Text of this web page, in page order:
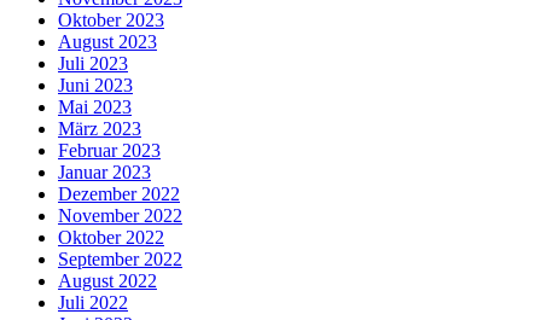
Oktober 2023
August 2023
Juli 2023
Juni 2023
Mai 2023
März 2023
Februar 2023
Januar 2023
Dezember 2022
November 2022
Oktober 2022
September 2022
August 2022
Juli 2022